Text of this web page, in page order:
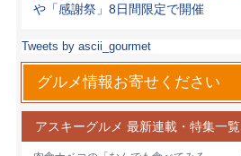
や「感謝祭」8日間限定で開催
Tweets by ascii_gourmet
グルメ情報お寄せください
アスキーグルメ 最新連載・特集一覧